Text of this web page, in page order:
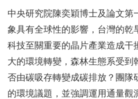
中央研究院陳奕穎博士及論文第
象具有全球性的影響，台灣的乾
科技至關重要的晶片產業造成干
大的環境轉變，森林生態系受到
否由碳吸存轉變成碳排放？團隊
的環境議題，並強調運用通量觀